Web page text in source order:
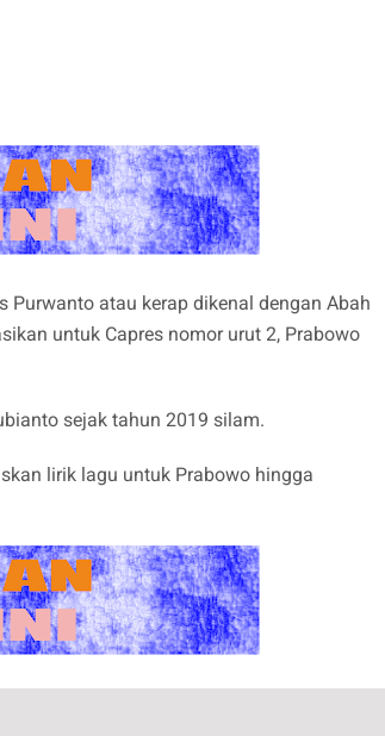
Purwanto atau kerap dikenal dengan Abah
untuk Capres nomor urut 2, Prabowo
sejak tahun 2019 silam.
lirik lagu untuk Prabowo hingga